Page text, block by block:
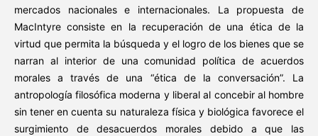
mercados nacionales e internacionales. La propuesta de
MacIntyre consiste en la recuperación de una ética de la
virtud que permita la búsqueda y el logro de los bienes que se
narran al interior de una comunidad política de acuerdos
morales a través de una “ética de la conversación”. La
antropología filosófica moderna y liberal al concebir al hombre
sin tener en cuenta su naturaleza física y biológica favorece el
surgimiento de desacuerdos morales debido a que las